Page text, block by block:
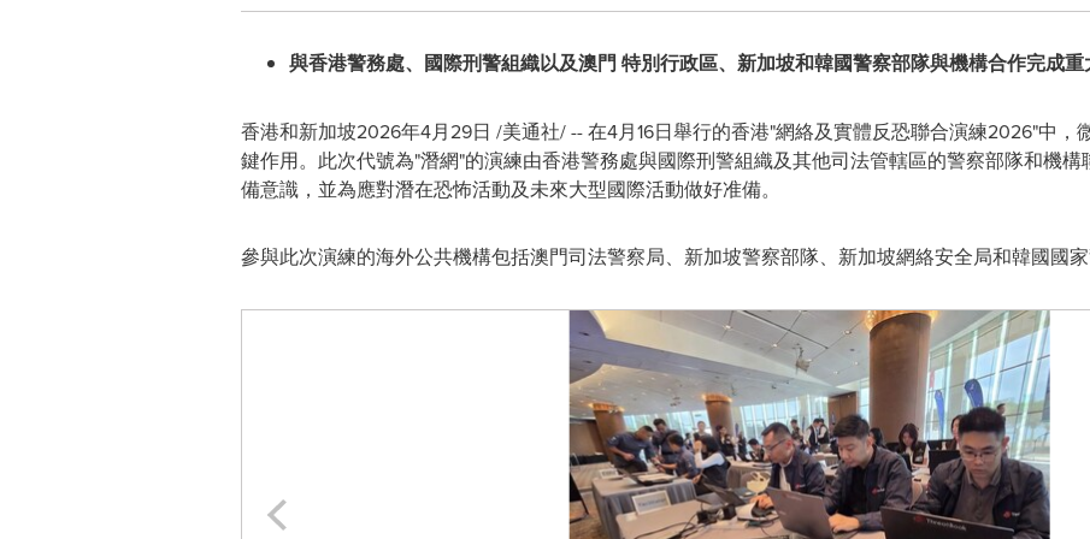
與香港警務處、國際刑警組織以及澳門 特別行政區、新加坡和韓國警察部隊與機構合作完成重
香港和新加坡2026年4月29日 /美通社/ -- 在4月16日舉行的香港"網絡及實體反恐聯合演練2026"中，
鍵作用。此次代號為"潛網"的演練由香港警務處與國際刑警組織及其他司法管轄區的警察部隊和機
備意識，並為應對潛在恐怖活動及未來大型國際活動做好准備。
參與此次演練的海外公共機構包括澳門司法警察局、新加坡警察部隊、新加坡網絡安全局和韓國國家